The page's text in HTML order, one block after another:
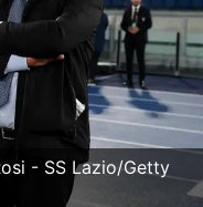
- SS Lazio/Getty